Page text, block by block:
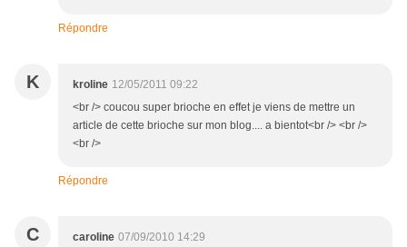
Répondre
K kroline 12/05/2011 09:22
<br /> coucou super brioche en effet je viens de mettre un
article de cette brioche sur mon blog.... a bientot<br /> <br />
<br />
Répondre
C caroline 07/09/2010 14:29